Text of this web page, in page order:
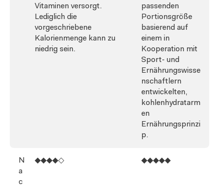
Vitaminen versorgt.
Lediglich die
vorgeschriebene
Kalorienmenge kann zu
niedrig sein.
passenden
Portionsgröße
basierend auf
einem in
Kooperation mit
Sport- und
Ernährungswisse
nschaftlern
entwickelten,
kohlenhydratarm
en
Ernährungsprinzi
p.
N
a
c
◆◆◆◆◇ ◆◆◆◆◆